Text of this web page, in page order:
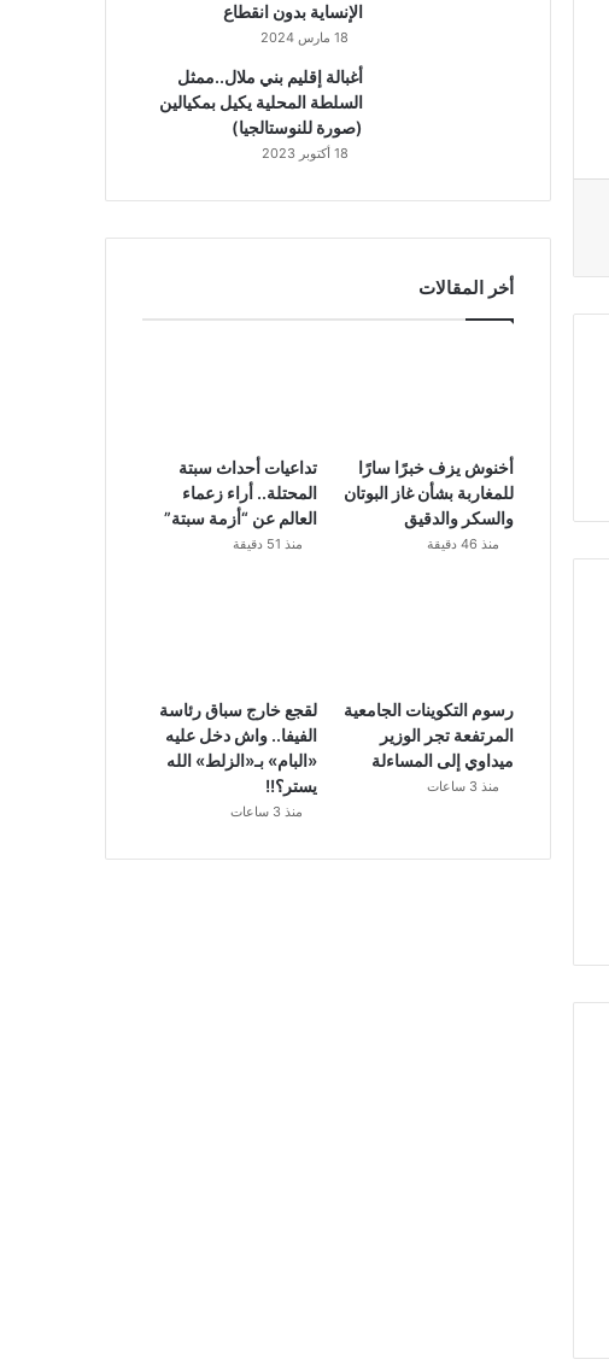
الإنساية بدون انقطاع
18 مارس 2024
أغبالة إقليم بني ملال..ممثل
السلطة المحلية يكيل بمكيالين
(صورة للنوستالجيا)
18 أكتوبر 2023
أخر المقالات
أخنوش يزف خبرًا سارًا
للمغاربة بشأن غاز البوتان
والسكر والدقيق
منذ 46 دقيقة
تداعيات أحداث سبتة
المحتلة.. أراء زعماء
العالم عن “أزمة سبتة”
منذ 51 دقيقة
رسوم التكوينات الجامعية
المرتفعة تجر الوزير
ميداوي إلى المساءلة
منذ 3 ساعات
لقجع خارج سباق رئاسة
الفيفا.. واش دخل عليه
«البام» بـ«الزلط» الله
يستر؟!!
منذ 3 ساعات